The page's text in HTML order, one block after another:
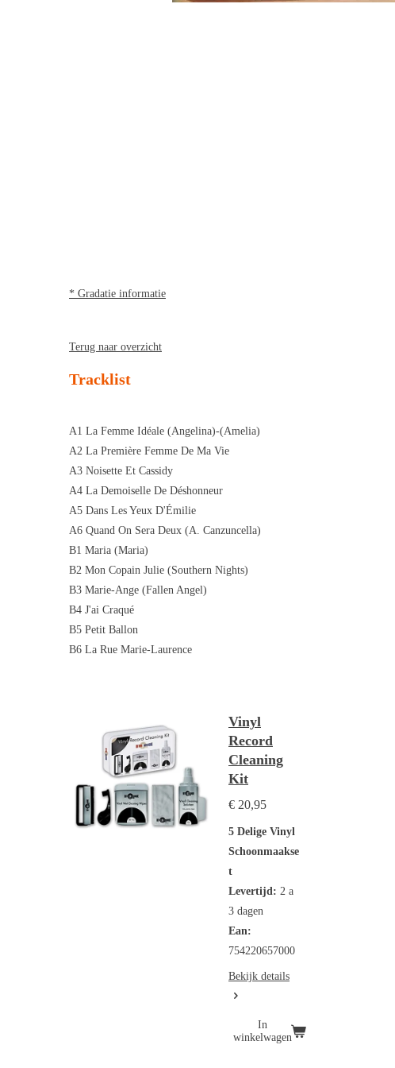
* Gradatie informatie
Terug naar overzicht
Tracklist
A1 La Femme Idéale (Angelina)-(Amelia)
A2 La Première Femme De Ma Vie
A3 Noisette Et Cassidy
A4 La Demoiselle De Déshonneur
A5 Dans Les Yeux D'Émilie
A6 Quand On Sera Deux (A. Canzuncella)
B1 Maria (Maria)
B2 Mon Copain Julie (Southern Nights)
B3 Marie-Ange (Fallen Angel)
B4 J'ai Craqué
B5 Petit Ballon
B6 La Rue Marie-Laurence
Vinyl
Record
Cleaning
Kit
€ 20,95
5 Delige Vinyl
Schoonmaakse
t
Levertijd: 2 a
3 dagen
Ean:
754220657000
Bekijk details
In
winkelwagen